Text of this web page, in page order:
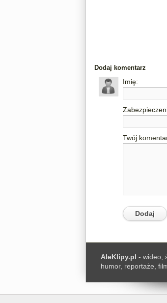
Dodaj komentarz
Imię:
Twój
AleKlipy.pl - wideo,
humor, reportaże,